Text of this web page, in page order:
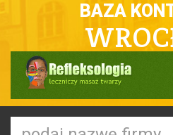
BAZA